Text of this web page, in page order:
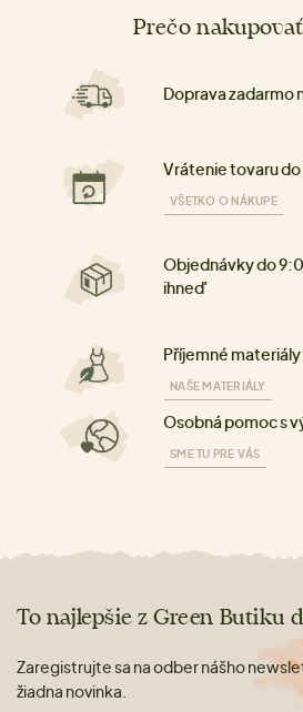
Prečo
Doprava zadarmo
Vrátenie tovaru do
VŠETKO O NÁKUPE
Objednávky do
ihneď
Příjemné
NAŠE MATERIÁLY
Osobná pomoc s
SME TU PRE VÁS
To najlepšie z Green Butiku
Zaregistrujte sa na odber nášho
žiadna novinka.